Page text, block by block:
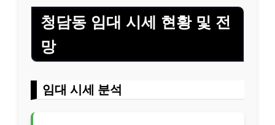
청담동 임대 시세 현황 및 전
망
임대 시세 분석